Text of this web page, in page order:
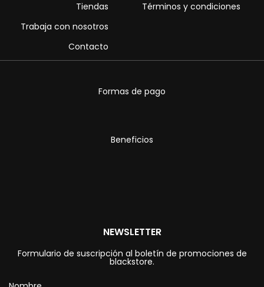
Tiendas
Trabaja con nosotros
Contacto
Términos y condiciones
Formas de pago
Beneficios
NEWSLETTER
Formulario de suscripción al boletín de promociones de
blackstore.